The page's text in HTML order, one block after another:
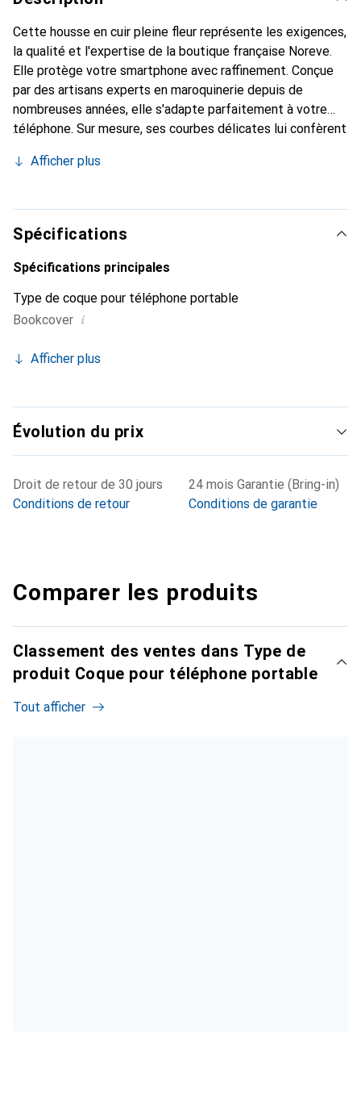
Cette housse en cuir pleine fleur représente les exigences,
la qualité et l'expertise de la boutique française Noreve.
Elle protège votre smartphone avec raffinement. Conçue
par des artisans experts en maroquinerie depuis de
nombreuses années, elle s'adapte parfaitement à votre
téléphone. Sur mesure, ses courbes délicates lui confèrent
chic et essentiel de votre smartphone. Reconnaissable à
marque Noreve est un choix sûr pour une clientèle
exigeante.
Afficher plus
Spécifications
Spécifications principales
Type de coque pour téléphone portable
Bookcover i
Afficher plus
Évolution du prix
Droit de retour de 30 jours
Conditions de retour
24 mois Garantie (Bring-in)
Conditions de garantie
Comparer les produits
Classement des ventes dans Type de
produit Coque pour téléphone portable
Tout afficher